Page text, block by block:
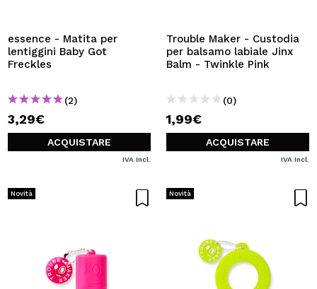
Creando un account su Maquibeauty.it potrai fare i tuoi
acquisti velocemente, controllare lo stato dei tuoi ordini e
consultare le tue operazioni precedenti.
CREARE UN ACCOUNT
essence - Matita per
lentiggini Baby Got
Freckles
(2)
3,29€
ACQUISTARE
IVA Incl.
Trouble Maker - Custodia
per balsamo labiale Jinx
Balm - Twinkle Pink
(0)
1,99€
ACQUISTARE
IVA Incl.
Novità Novità